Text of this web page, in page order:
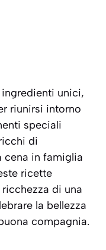
ingredienti unici,
riunirsi intorno
speciali
di
cena in famiglia
ricette
di una
la bellezza
compagnia.